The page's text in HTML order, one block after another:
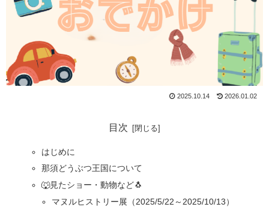
2025.10.14 2026.01.02
目次
はじめに
那須どうぶつ王国について
🐺見たショー・動物など🐧
マヌルヒストリー展（2025/5/22～2025/10/13）